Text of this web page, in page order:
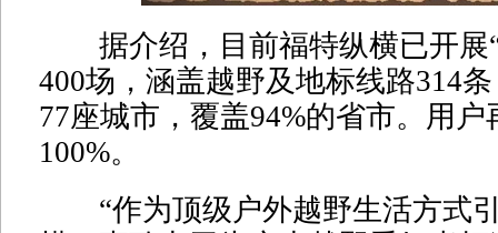
据介绍，目前福特纵横已开展“
400场，涵盖越野及地标线路314
77座城市，覆盖94%的省市。用
100%。
“作为顶级户外越野生活方式